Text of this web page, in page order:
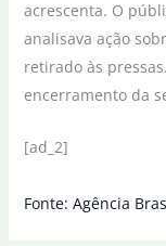
acrescenta. O
analisava ação
retirado às
encerramento da
[ad_2]
Fonte: Agência